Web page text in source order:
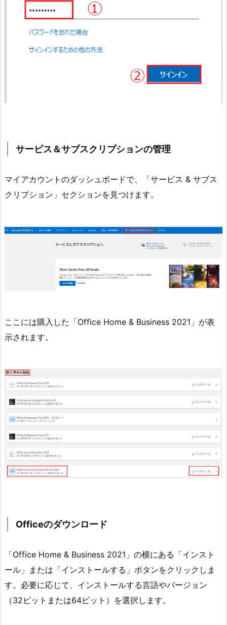
サービス＆サブスクリプションの管理
マイアカウントのダッシュボードで、「サービス & サブス
クリプション」セクションを見つけます。
ここには購入した「Office Home & Business 2021」が表
示されます。
Officeのダウンロード
「Office Home & Business 2021」の横にある「インスト
ール」または「インストールする」ボタンをクリックしま
す。必要に応じて、インストールする言語やバージョン
（32ビットまたは64ビット）を選択します。